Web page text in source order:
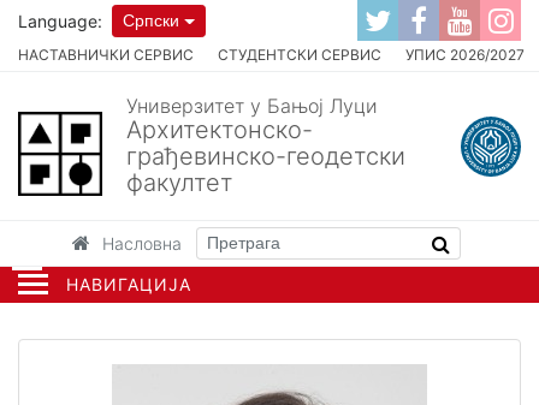
НАВИГАЦИЈА
НАСТАВНИЧКИ СЕРВИС СТУДЕНТСКИ СЕРВИС УПИС 2026/2027
Language: Српски
Универзитет у Бањој Луци
Архитектонско-
грађевинско-геодетски
факултет
Насловна